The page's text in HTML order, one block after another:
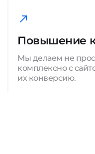
Повышение
Мы делаем не
комплексно с
их конверсию.